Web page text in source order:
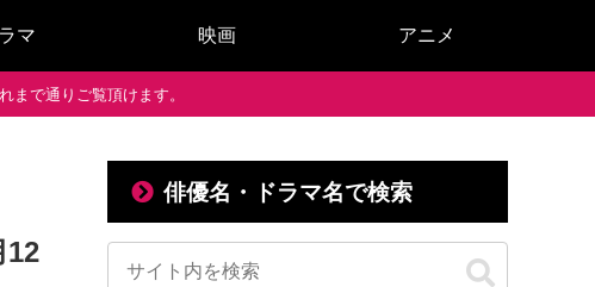
マ 映画 アニメ
まで通りご覧頂けます。
12
俳優名・ドラマ名で検索